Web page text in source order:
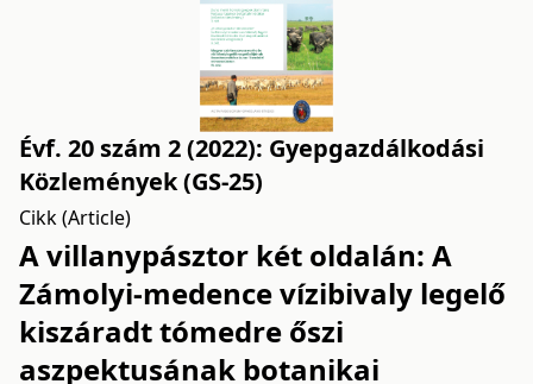
Évf. 20 szám 2 (2022): Gyepgazdálkodási
Közlemények (GS-25)
Cikk (Article)
A villanypásztor két oldalán: A
Zámolyi-medence vízibivaly legelő
kiszáradt tómedre őszi
aszpektusának botanikai